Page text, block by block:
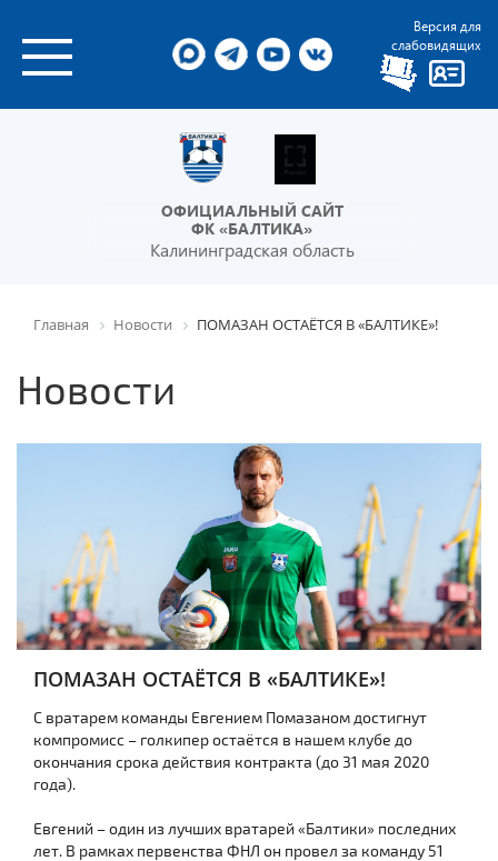
Версия для
слабовидящих
ОФИЦИАЛЬНЫЙ САЙТ
ФК «БАЛТИКА»
Калининградская область
Главная Новости ПОМАЗАН ОСТАЁТСЯ В «БАЛТИКЕ»!
Новости
ПОМАЗАН ОСТАЁТСЯ В «БАЛТИКЕ»!
С вратарем команды Евгением Помазаном достигнут
компромисс – голкипер остаётся в нашем клубе до
окончания срока действия контракта (до 31 мая 2020
года).
Евгений – один из лучших вратарей «Балтики» последних
лет. В рамках первенства ФНЛ он провел за команду 51